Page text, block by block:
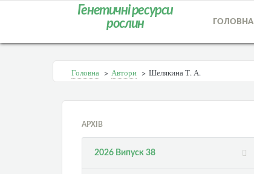
Генетичні ресурси
рослин
ГОЛОВНА
Головна > Автори > Шелякина Т. А.
АРХІВ
2026 Випуск 38